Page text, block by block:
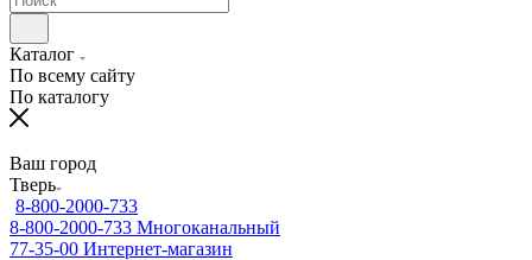
Каталог
По всему сайту
По каталогу
Ваш город
Тверь
8-800-2000-733
8-800-2000-733 Многоканальный
77-35-00 Интернет-магазин